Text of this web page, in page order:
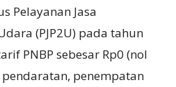
Pelayanan Jasa
(PJP2U) pada tahun
PNBP sebesar Rp0 (nol
penempatan